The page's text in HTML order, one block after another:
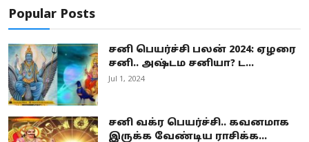
Popular Posts
சனி பெயர்ச்சி பலன் 2024: ஏழரை
சனி.. அஷ்டம சனியா? ட...
Jul 1, 2024
சனி வக்ர பெயர்ச்சி.. கவனமாக
இருக்க வேண்டிய ராசிக்க...